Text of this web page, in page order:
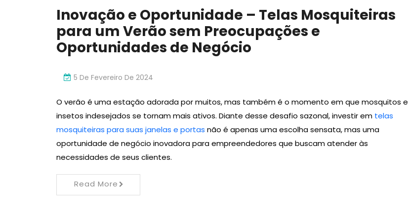
Inovação e Oportunidade – Telas Mosquiteiras
para um Verão sem Preocupações e
Oportunidades de Negócio
5 De Fevereiro De 2024
O verão é uma estação adorada por muitos, mas também é o momento em que mosquitos e
insetos indesejados se tornam mais ativos. Diante desse desafio sazonal, investir em telas
mosquiteiras para suas janelas e portas não é apenas uma escolha sensata, mas uma
oportunidade de negócio inovadora para empreendedores que buscam atender às
necessidades de seus clientes.
Read More